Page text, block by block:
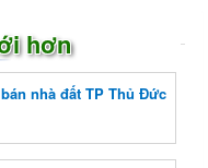
hơn
nhà đất TP Thủ Đức